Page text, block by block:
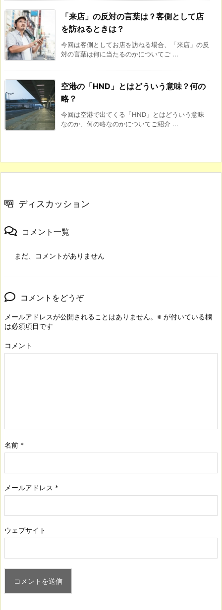
「来店」の反対の言葉は？客側として店
を訪ねるときは？
今回は客側としてお店を訪ねる場合、「来店」の反
対の言葉は何に当たるのかについてご ...
空港の「HND」とはどういう意味？何の
略？
今回は空港で出てくる「HND」とはどういう意味
なのか、何の略なのかについてご紹介 ...
ディスカッション
コメント一覧
まだ、コメントがありません
コメントをどうぞ
メールアドレスが公開されることはありません。 ※ が付いている欄
は必須項目です
コメント
名前 *
メールアドレス *
ウェブサイト